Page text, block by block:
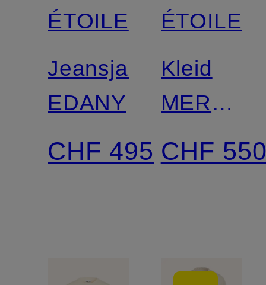
ÉTOILE
Jeansjacke
EDANY
CHF 495
ÉTOILE
Kleid
MERVA
mit
CHF